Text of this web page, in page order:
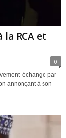
la RCA et
0
échangé par
annonçant à son